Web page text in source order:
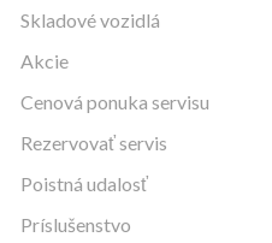
Skladové vozidlá
Akcie
Cenová ponuka servisu
Rezervovať servis
Poistná udalosť
Príslušenstvo